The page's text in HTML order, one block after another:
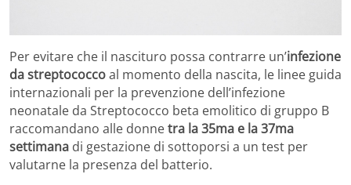
Per evitare che il nascituro possa contrarre un’infezione
da streptococcoal momento della nascita, le linee guida
internazionali per la prevenzione dell’infezione
neonatale da Streptococco beta emolitico di gruppo B
raccomandano alle donnetra la 35ma e la 37ma
settimana di gestazione di sottoporsi a un test per
valutarne la presenza del batterio.